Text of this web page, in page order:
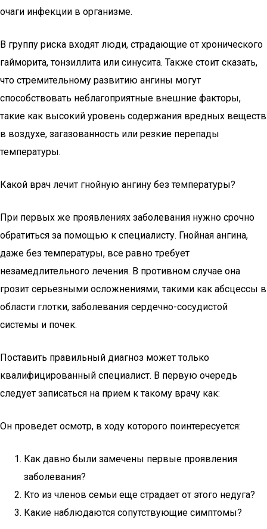
очаги инфекции в организме.
В группу риска входят люди, страдающие от хронического
гайморита, тонзиллита или синусита. Также стоит сказать,
что стремительному развитию ангины могут
способствовать неблагоприятные внешние факторы,
такие как высокий уровень содержания вредных веществ
в воздухе, загазованность или резкие перепады
температуры.
Какой врач лечит гнойную ангину без температуры?
При первых же проявлениях заболевания нужно срочно
обратиться за помощью к специалисту. Гнойная ангина,
даже без температуры, все равно требует
незамедлительного лечения. В противном случае она
грозит серьезными осложнениями, такими как абсцессы в
области глотки, заболевания сердечно-сосудистой
системы и почек.
Поставить правильный диагноз может только
квалифицированный специалист. В первую очередь
следует записаться на прием к такому врачу как:
Он проведет осмотр, в ходу которого поинтересуется:
Как давно были замечены первые проявления
заболевания?
Кто из членов семьи еще страдает от этого недуга?
Какие наблюдаются сопутствующие симптомы?